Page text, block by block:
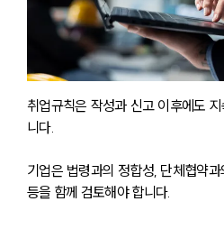
취업규칙은 작성과 신고 이후에도
니다.
기업은 법령과의 정합성, 단체협약
등을 함께 검토해야 합니다.